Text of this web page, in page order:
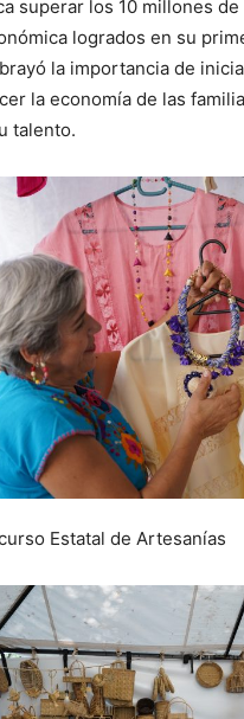
superar los 10 millones de
logrados en su
la importancia de
la economía de las
talento.
Estatal de Artesanías